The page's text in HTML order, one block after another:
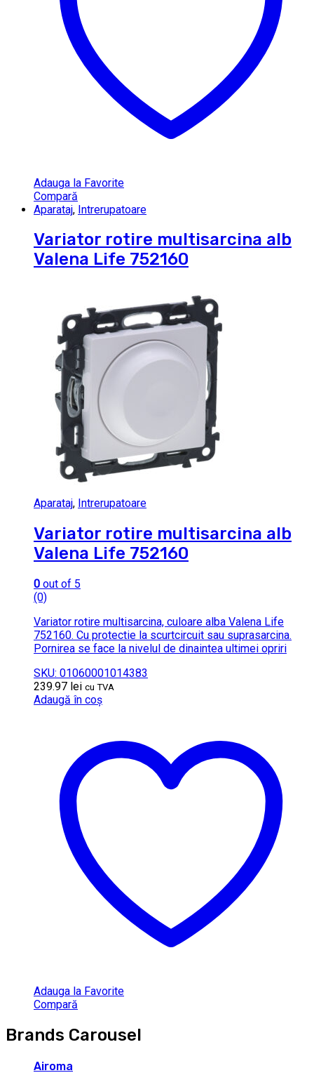
Adauga la Favorite
Compară
Aparataj, Intrerupatoare
Variator rotire multisarcina alb
Valena Life 752160
Aparataj, Intrerupatoare
Variator rotire multisarcina alb
Valena Life 752160
0 out of 5
(0)
Variator rotire multisarcina, culoare alba Valena Life
752160. Cu protectie la scurtcircuit sau suprasarcina.
Pornirea se face la nivelul de dinaintea ultimei opriri
SKU: 01060001014383
239.97 lei cu TVA
Adaugă în coș
Adauga la Favorite
Compară
Brands Carousel
Airoma